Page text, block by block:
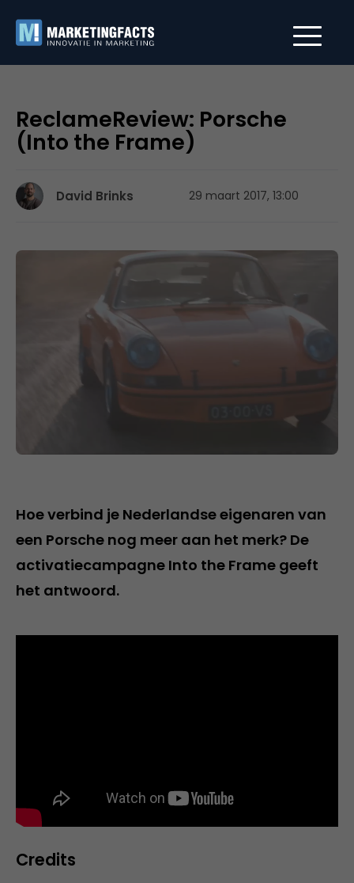
ReclameReview: Porsche
(Into the Frame)
David Brinks 29 maart 2017, 13:00
Hoe verbind je Nederlandse eigenaren van
een Porsche nog meer aan het merk? De
activatiecampagne Into the Frame geeft
het antwoord.
Credits